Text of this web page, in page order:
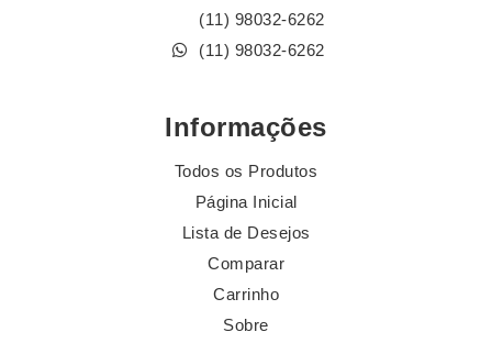
(11) 98032-6262
(11) 98032-6262
Informações
Todos os Produtos
Página Inicial
Lista de Desejos
Comparar
Carrinho
Sobre